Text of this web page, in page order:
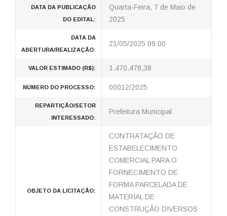
DATA DA PUBLICAÇÃO
DO EDITAL:
Quarta-Feira, 7 de Maio de
2025
DATA DA
ABERTURA/REALIZAÇÃO:
21/05/2025 09:00
VALOR ESTIMADO (R$): 1.470.478,38
NÚMERO DO PROCESSO: 00012/2025
REPARTIÇÃO/SETOR
INTERESSADO:
Prefeitura Municipal
OBJETO DA LICITAÇÃO:
CONTRATAÇÃO DE
ESTABELECIMENTO
COMERCIAL PARA O
FORNECIMENTO DE
FORMA PARCELADA DE
MATERIAL DE
CONSTRUÇÃO DIVERSOS